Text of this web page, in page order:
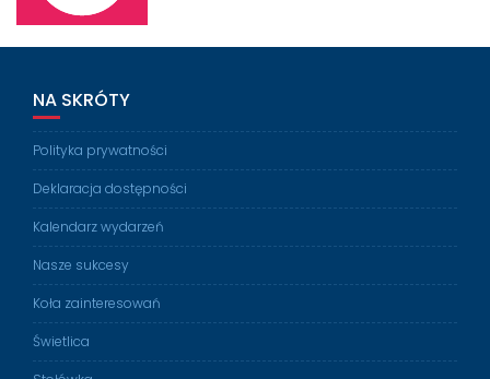
NA SKRÓTY
Polityka prywatności
Deklaracja dostępności
Kalendarz wydarzeń
Nasze sukcesy
Koła zainteresowań
Świetlica